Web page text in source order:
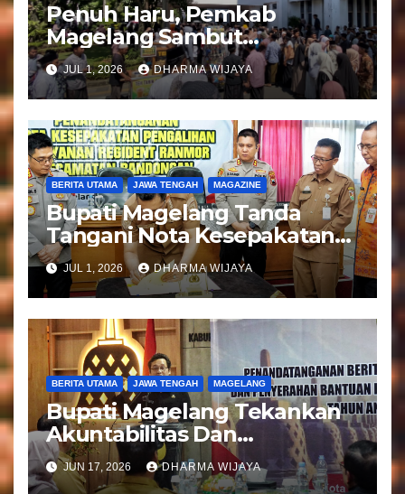
Penuh Haru, Pemkab
Magelang Sambut
Kepulangan Jemaah Haji
Kloter 81
JUL 1, 2026 DHARMA WIJAYA
BERITA UTAMA JAWA TENGAH MAGAZINE
Bupati Magelang Tanda
Tangani Nota Kesepakatan
Pengalihan Pelayanan
Regident Di Kecamatan
Bandongan
JUL 1, 2026 DHARMA WIJAYA
BERITA UTAMA JAWA TENGAH MAGELANG
Bupati Magelang Tekankan
Akuntabilitas Dan
Tranparansi Pengelolaan
Bantuan Keuangan Parpol
JUN 17, 2026 DHARMA WIJAYA